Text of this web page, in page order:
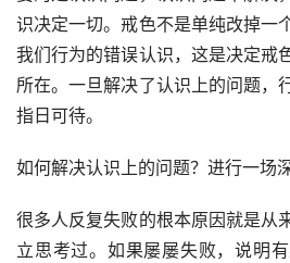
识决定一切。戒色不是单纯改掉一
我们行为的错误认识，这是决定戒
所在。一旦解决了认识上的问题，
指日可待。
如何解决认识上的问题？进行一场
很多人反复失败的根本原因就是从
立思考过。如果屡屡失败，说明